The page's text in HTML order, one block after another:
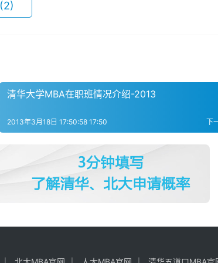
(2)
清华大学MBA在职班情况介绍-2013
下
2013年3月18日 17:50:58 17:50